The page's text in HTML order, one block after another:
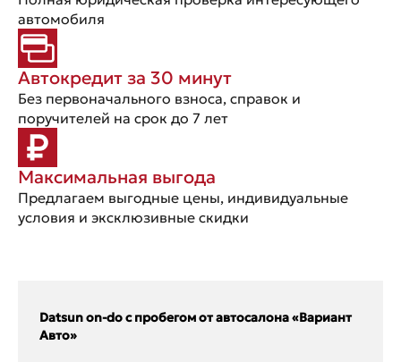
автомобиля
Автокредит за 30 минут
Без первоначального взноса, справок и
поручителей на срок до 7 лет
Максимальная выгода
Предлагаем выгодные цены, индивидуальные
условия и эксклюзивные скидки
Datsun on-do с пробегом от автосалона «Вариант
Авто»